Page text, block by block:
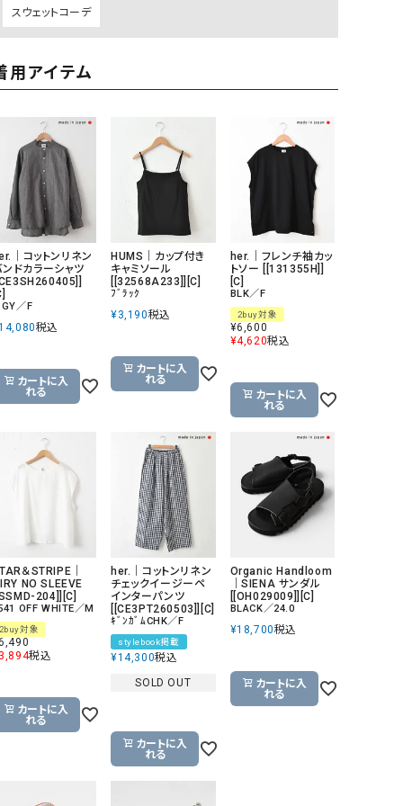
スウェットコーデ
用アイテム
｜コットンリネン
ンドカラーシャツ
／F
税込
カートに入
れる
HUMS｜カップ付き
キャミソール
[[32568A233]][C]
ﾌﾞﾗｯｸ
¥3,190税込
カートに入
れる
her.｜フレンチ袖カッ
トソー [[131355H]]
[C]
BLK／F
2buy対象
¥6,600
¥4,620税込
カートに入
れる
＆STRIPE｜
NO SLEEVE
204]][C]
OFF WHITE／M
2buy対象
3,894税込
カートに入
れる
her.｜コットンリネン
チェックイージーペ
インターパンツ
[[CE3PT260503]][C]
ｷﾞﾝｶﾞﾑCHK／F
stylebook掲載
¥14,300税込
SOLD OUT
カートに入
れる
Organic Handloom
｜SIENA サンダル
[[OH029009]][C]
BLACK／24.0
¥18,700税込
カートに入
れる